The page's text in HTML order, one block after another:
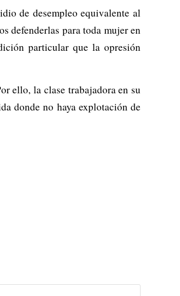
de desempleo equivalente al
defenderlas para toda mujer en
particular que la opresión
ello, la clase trabajadora en su
donde no haya explotación de